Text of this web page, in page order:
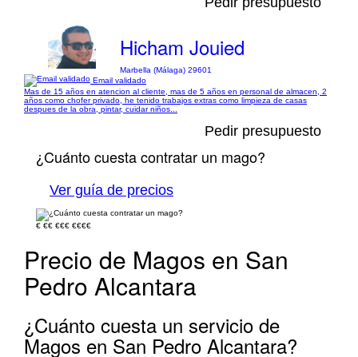
Hicham Jouied
Marbella (Málaga) 29601
Email validado
Mas de 15 años en atencion al cliente, mas de 5 años en personal de almacen, 2
años como chofer privado, he tenido trabajos extras como limpieza de casas
despues de la obra, pintar, cuidar niños...
Pedir presupuesto
¿Cuánto cuesta contratar un mago?
Ver guía de precios
€ €€ €€€ €€€€
Precio de Magos en San
Pedro Alcantara
¿Cuánto cuesta un servicio de
Magos en San Pedro Alcantara?